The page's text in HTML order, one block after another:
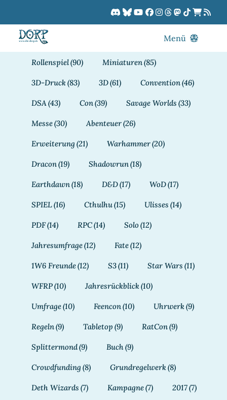
springen
Menü
Rollenspiel(90) Miniaturen(85)
3D-Druck(83) 3D(61) Convention(46)
DSA (43) Con(39) Savage Worlds (33)
Messe(30) Abenteuer(26)
Erweiterung (21) Warhammer(20)
Dracon(19) Shadowrun(18)
Earthdawn(18) D&D(17) WoD(17)
SPIEL(16) Cthulhu(15) Ulisses (14)
PDF(14) RPC(14) Solo(12)
Jahresumfrage(12) Fate(12)
1W6 Freunde(12) S3(11) Star Wars (11)
WFRP(10) Jahresrückblick(10)
Umfrage(10) Feencon(10) Uhrwerk(9)
Regeln(9) Tabletop (9) RatCon(9)
Splittermond(9) Buch(9)
Crowdfunding (8) Grundregelwerk(8)
Deth Wizards (7) Kampagne(7) 2017(7)